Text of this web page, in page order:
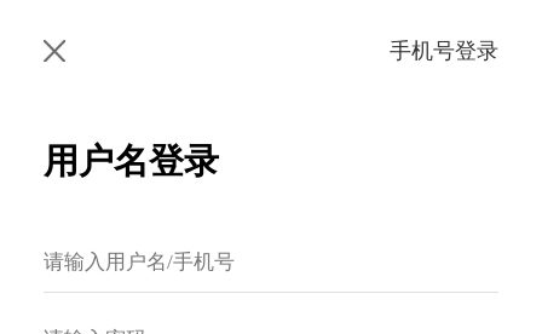
手机号登录
用户名登录